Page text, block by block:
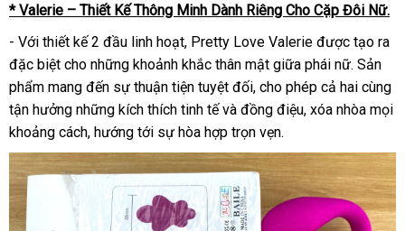
* Valerie – Thiết Kế Thông Minh Dành Riêng Cho Cặp Đôi Nữ.
- Với thiết kế 2 đầu linh hoạt, Pretty Love Valerie được tạo ra
đặc biệt cho những khoảnh khắc thân mật giữa phái nữ. Sản
phẩm mang đến sự thuận tiện tuyệt đối, cho phép cả hai cùng
tận hưởng những kích thích tinh tế và đồng điệu, xóa nhòa mọi
khoảng cách, hướng tới sự hòa hợp trọn vẹn.